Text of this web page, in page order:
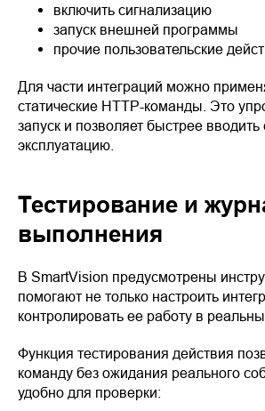
включить сигнализацию
запуск внешней программы
прочие пользовательские
Для части интеграций можно
статические HTTP-команды. Это
запуск и позволяет быстрее вводить
эксплуатацию.
Тестирование и
выполнения
В SmartVision предусмотрены
помогают не только настроить
контролировать ее работу в
Функция тестирования действия
команду без ожидания реального
удобно для проверки: